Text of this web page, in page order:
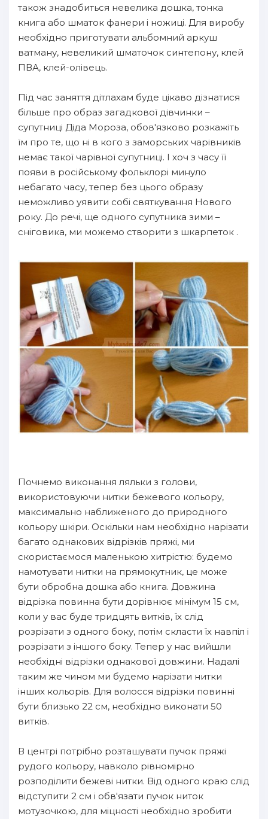
також знадобиться невелика дошка, тонка
книга або шматок фанери і ножиці. Для виробу
необхідно приготувати альбомний аркуш
ватману, невеликий шматочок синтепону, клей
ПВА, клей-олівець.
Під час заняття дітлахам буде цікаво дізнатися
більше про образ загадкової дівчинки –
супутниці Діда Мороза, обов'язково розкажіть
їм про те, що ні в кого з заморських чарівників
немає такої чарівної супутниці. І хоч з часу її
появи в російському фольклорі минуло
небагато часу, тепер без цього образу
неможливо уявити собі святкування Нового
року. До речі, ще одного супутника зими –
сніговика, ми можемо створити з шкарпеток .
Почнемо виконання ляльки з голови,
використовуючи нитки бежевого кольору,
максимально наближеного до природного
кольору шкіри. Оскільки нам необхідно нарізати
багато однакових відрізків пряжі, ми
скористаємося маленькою хитрістю: будемо
намотувати нитки на прямокутник, це може
бути обробна дошка або книга. Довжина
відрізка повинна бути дорівнює мінімум 15 см,
коли у вас буде тридцять витків, їх слід
розрізати з одного боку, потім скласти їх навпіл і
розрізати з іншого боку. Тепер у нас вийшли
необхідні відрізки однакової довжини. Надалі
таким же чином ми будемо нарізати нитки
інших кольорів. Для волосся відрізки повинні
бути близько 22 см, необхідно виконати 50
витків.
В центрі потрібно розташувати пучок пряжі
рудого кольору, навколо рівномірно
розподілити бежеві нитки. Від одного краю слід
відступити 2 см і обв'язати пучок ниток
мотузочкою, для міцності необхідно зробити